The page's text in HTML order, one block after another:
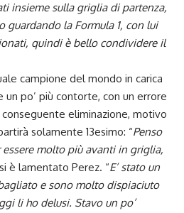
insieme sulla griglia di partenza,
guardando la Formula 1, con lui
quindi è bello condividere il
campione del mondo in carica
po’ più contorte, con un errore
eliminazione, motivo
solamente 13esimo: “Penso
molto più avanti in griglia,
è lamentato Perez. “E’ stato un
e sono molto dispiaciuto
li ho delusi. Stavo un po’